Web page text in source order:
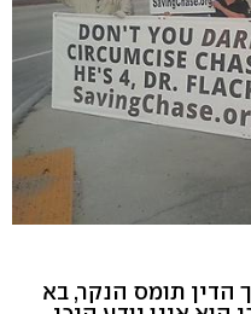
הדין תומס הנקר, בא